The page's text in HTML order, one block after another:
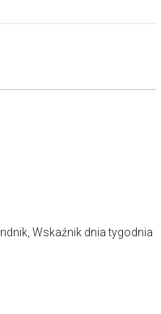
Wskaźnik dnia tygodnia